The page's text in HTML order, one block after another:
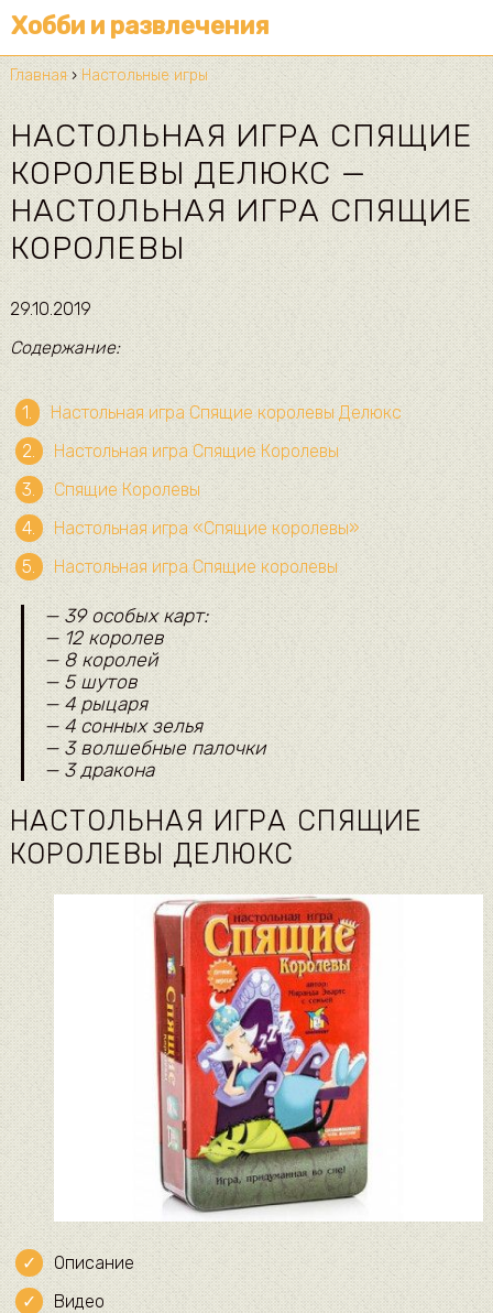
Хобби и развлечения
Главная› Настольные игры
НАСТОЛЬНАЯ ИГРА СПЯЩИЕ
КОРОЛЕВЫ ДЕЛЮКС —
НАСТОЛЬНАЯ ИГРА СПЯЩИЕ
КОРОЛЕВЫ
29.10.2019
Содержание:
Настольная игра Спящие королевы Делюкс
Настольная игра Спящие Королевы
Спящие Королевы
Настольная игра «Спящие королевы»
Настольная игра Спящие королевы
— 39 особых карт:
— 12 королев
— 8 королей
— 5 шутов
— 4 рыцаря
— 4 сонных зелья
— 3 волшебные палочки
— 3 дракона
НАСТОЛЬНАЯ ИГРА СПЯЩИЕ
КОРОЛЕВЫ ДЕЛЮКС
Описание
Видео